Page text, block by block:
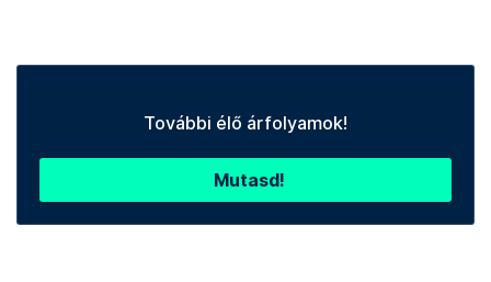
További élő árfolyamok!
Mutasd!